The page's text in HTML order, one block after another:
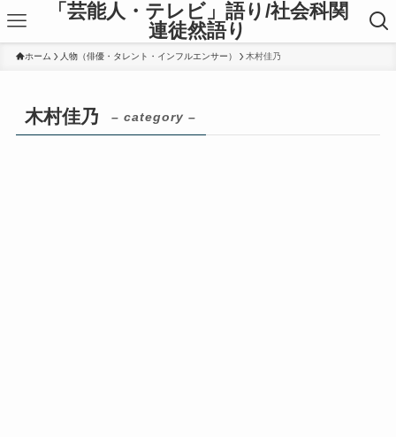
「芸能人・テレビ」語り/社会科関
連徒然語り
ホーム 人物（俳優・タレント・インフルエンサー） 木村佳乃
木村佳乃 – category –